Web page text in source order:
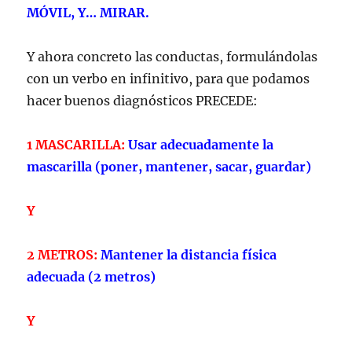
MÓVIL, Y… MIRAR.
Y ahora concreto las conductas, formulándolas
con un verbo en infinitivo, para que podamos
hacer buenos diagnósticos PRECEDE:
1 MASCARILLA: Usar adecuadamente la
mascarilla (poner, mantener, sacar, guardar)
Y
2 METROS:Mantener la distancia física
adecuada (2 metros)
Y